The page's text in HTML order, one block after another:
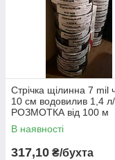
Стрічка щілинна 7 mil
10 см водовилив 1,4 л/
РОЗМОТКА від 100 м
В наявності
317,10 ₴/бухта